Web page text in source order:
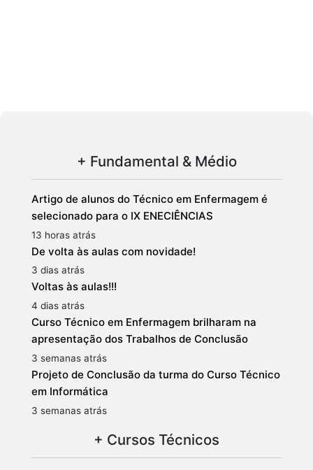
+ Fundamental & Médio
Artigo de alunos do Técnico em Enfermagem é
selecionado para o IX ENECIÊNCIAS
13 horas atrás
De volta às aulas com novidade!
3 dias atrás
Voltas às aulas!!!
4 dias atrás
Curso Técnico em Enfermagem brilharam na
apresentação dos Trabalhos de Conclusão
3 semanas atrás
Projeto de Conclusão da turma do Curso Técnico
em Informática
3 semanas atrás
+ Cursos Técnicos